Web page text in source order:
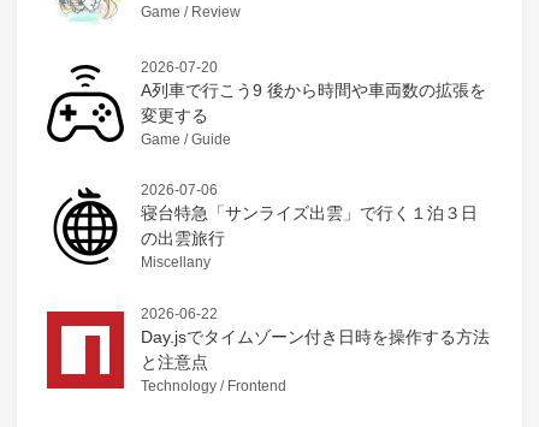
Game / Review
2026-07-20
A列車で行こう9 後から時間や車両数の拡張を
変更する
Game / Guide
2026-07-06
寝台特急「サンライズ出雲」で行く１泊３日
の出雲旅行
Miscellany
2026-06-22
Day.jsでタイムゾーン付き日時を操作する方法
と注意点
Technology / Frontend